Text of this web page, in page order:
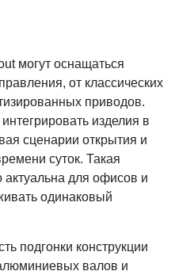
могут оснащаться
от классических
приводов.
изделия в
сценарии открытия и
суток. Такая
для офисов и
одинаковый
подгонки конструкции
валов и